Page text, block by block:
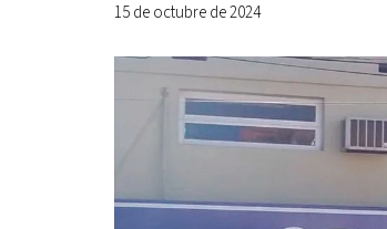
15 de octubre de 2024